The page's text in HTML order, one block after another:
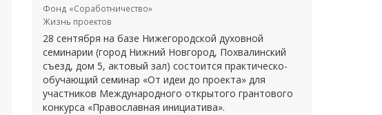
Фонд «Соработничество»
Жизнь проектов
28 сентября на базе Нижегородской духовной
семинарии (город Нижний Новгород, Похвалинский
съезд, дом 5, актовый зал) состоится практическо-
обучающий семинар «От идеи до проекта» для
участников Международного открытого грантового
конкурса «Православная инициатива».